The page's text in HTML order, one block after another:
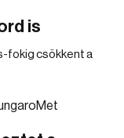
is
fokig csökkent a